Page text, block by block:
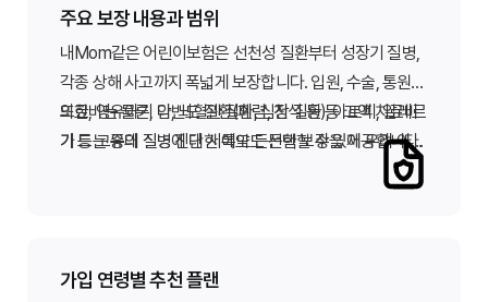
주요 보장 내용과 범위
내Mom같은 어린이보험은 선천성 질환부터 성장기 질병,
각종 상해 사고까지 폭넓게 보장합니다. 입원, 수술, 통원
의료비는 물론, 암, 뇌혈관 질환, 심장 질환 등 고액 치료비
가 드는 중대 질병 진단 시에도 든든한 보장을 제공합니다.
또한, 영유아기 다빈도 질환(폐렴, 천식 등), 아토피, 알레르
기 등 고유의 질병에 대한 특약도 선택할 수 있어 우리 아이
가입 연령별 추천 플랜